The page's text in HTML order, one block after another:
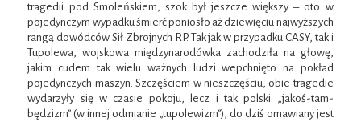
tragedii pod Smoleńskiem, szok był jeszcze większy – oto w
pojedynczym wypadku śmierć poniosło aż dziewięciu najwyższych
rangą dowódców Sił Zbrojnych RP. Tak jak w przypadku CASY, tak i
Tupolewa, wojskowa międzynarodówka zachodziła na głowę,
jakim cudem tak wielu ważnych ludzi wepchnięto na pokład
pojedynczych maszyn. Szczęściem w nieszczęściu, obie tragedie
wydarzyły się w czasie pokoju, lecz i tak polski „jakoś-tam-
będzizm” (w innej odmianie „tupolewizm”), do dziś omawiany jest